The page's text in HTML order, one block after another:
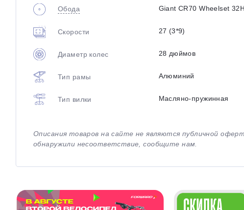
Обода Giant CR70 Wheelset
Скорости 27 (3*9)
Диаметр колес 28 дюймов
Тип рамы Алюминий
Тип вилки Масляно-пружинная
Описания товаров на сайте не являются публичной
обнаружили несоответствие, сообщите нам.